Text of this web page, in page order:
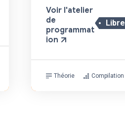
Libre
Voir l'atelier
de
programmat
ion
Théorie Compilation